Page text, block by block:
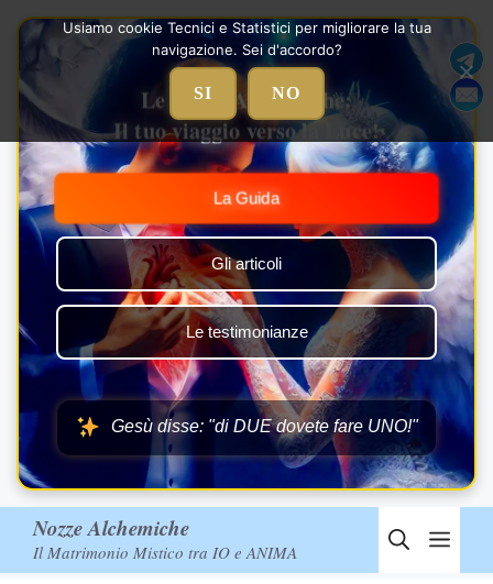
Vai
contenuto
Le Nozze Alchemiche:
Il tuo viaggio verso la Luce!
La Guida
Gli articoli
Le testimonianze
Gesù disse: "di DUE dovete fare UNO!"
Nozze Alchemiche
Il Matrimonio Mistico tra IO e ANIMA
Usiamo cookie Tecnici e Statistici per migliorare la tua
navigazione. Sei d'accordo?
SI NO